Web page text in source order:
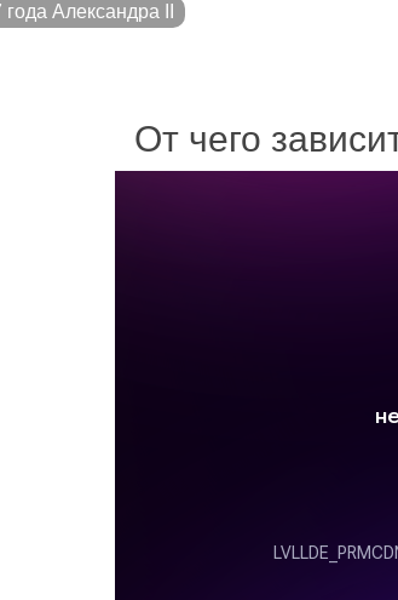
Александра II
От чего